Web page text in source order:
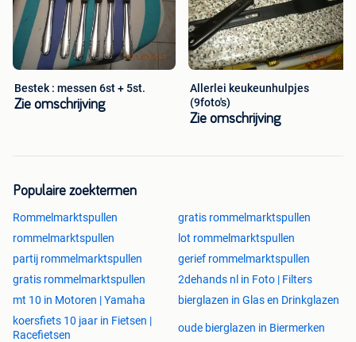
Bestek : messen 6st + 5st.
Zie omschrijving
Allerlei keukeunhulpjes
(9foto's)
Zie omschrijving
Populaire zoektermen
Rommelmarktspullen
gratis rommelmarktspullen
rommelmarktspullen
lot rommelmarktspullen
partij rommelmarktspullen
gerief rommelmarktspullen
gratis rommelmarktspullen
2dehands nl in Foto | Filters
mt 10 in Motoren | Yamaha
bierglazen in Glas en Drinkglazen
koersfiets 10 jaar in Fietsen |
Racefietsen
oude bierglazen in Biermerken